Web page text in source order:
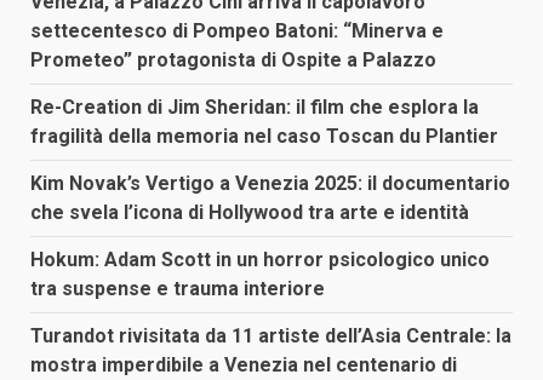
settecentesco di Pompeo Batoni: “Minerva e
Prometeo” protagonista di Ospite a Palazzo
Re-Creation di Jim Sheridan: il film che esplora la
fragilità della memoria nel caso Toscan du Plantier
Kim Novak’s Vertigo a Venezia 2025: il documentario
che svela l’icona di Hollywood tra arte e identità
Hokum: Adam Scott in un horror psicologico unico
tra suspense e trauma interiore
Turandot rivisitata da 11 artiste dell’Asia Centrale: la
mostra imperdibile a Venezia nel centenario di